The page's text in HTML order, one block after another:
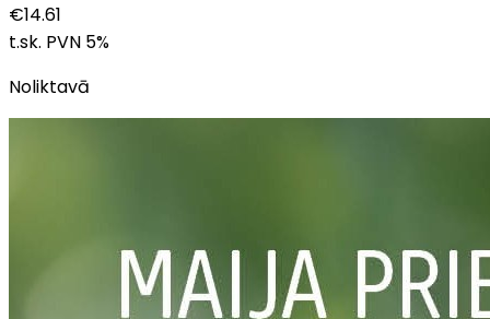
€14.61
t.sk. PVN 5%
Noliktavā